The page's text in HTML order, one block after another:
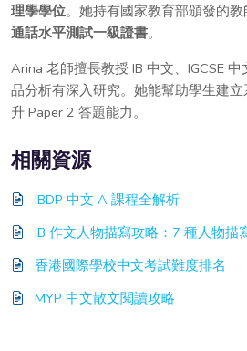
理學學位。她持有國家教育部頒發的
通話水平測試一級證書。
Arina 老師擅長教授 IB 中文、IGCSE
品分析有深入研究。她能幫助學生建
升 Paper 2 答題能力。
相關資源
IBDP 中文 A 課程全解析
IB 作文人物描寫攻略：7 種人物描
香港國際學校中文考試難度排名
MYP 中文散文閱讀攻略